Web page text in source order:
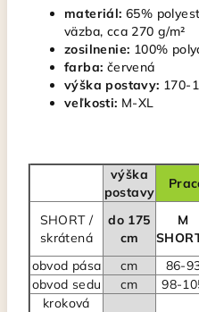
materiál: 65%
väzba, cca 270 g/m²
zosilnenie: 100%
farba: červená
výška postavy: 170-
veľkosti: M-XL
výška
postavy
SHORT /
skrátená
do 175
cm
M
obvod pása cm 86-
obvod sedu
cm 98-
kroková